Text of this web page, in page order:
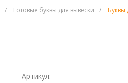
/ Готовые буквы для вывески / Буквы
Артикул: